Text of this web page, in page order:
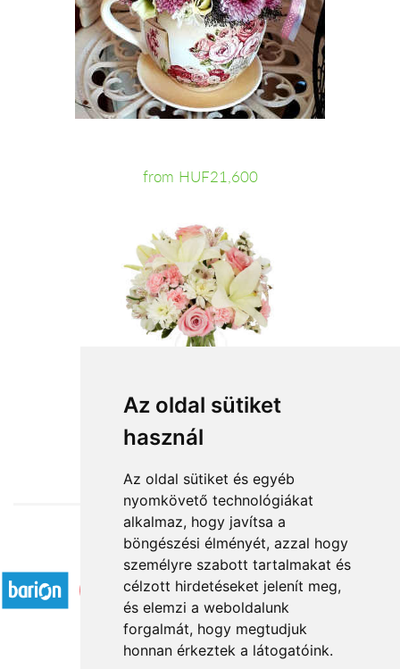
Az oldal sütiket
használ
Az oldal sütiket és egyéb
nyomkövető technológiákat
alkalmaz, hogy javítsa a
böngészési élményét, azzal hogy
személyre szabott tartalmakat és
célzott hirdetéseket jelenít meg,
és elemzi a weboldalunk
forgalmát, hogy megtudjuk
honnan érkeztek a látogatóink.
from HUF21,600
from HUF27,600
Accepted payment methods